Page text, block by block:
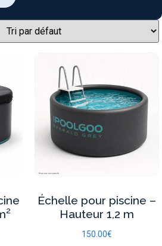
Échelle pour piscine –
Hauteur 1,2 m
150.00€